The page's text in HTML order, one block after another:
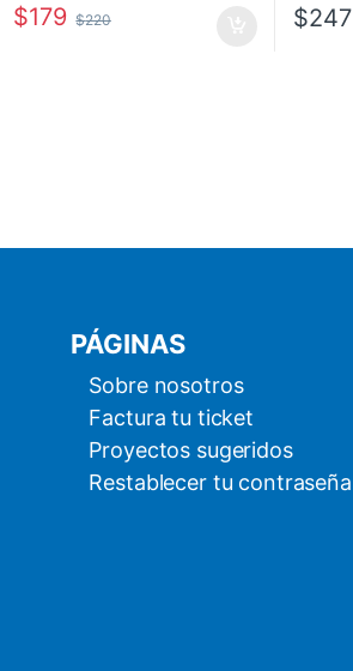
$179 $220 $247
PÁGINAS
Sobre nosotros
Factura tu ticket
Proyectos sugeridos
Restablecer tu contraseña